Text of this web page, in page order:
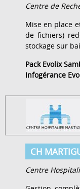
Centre de
Mise en place
de fichiers)
stockage sur
Pack Evolix
Infogérance
CH
Centre